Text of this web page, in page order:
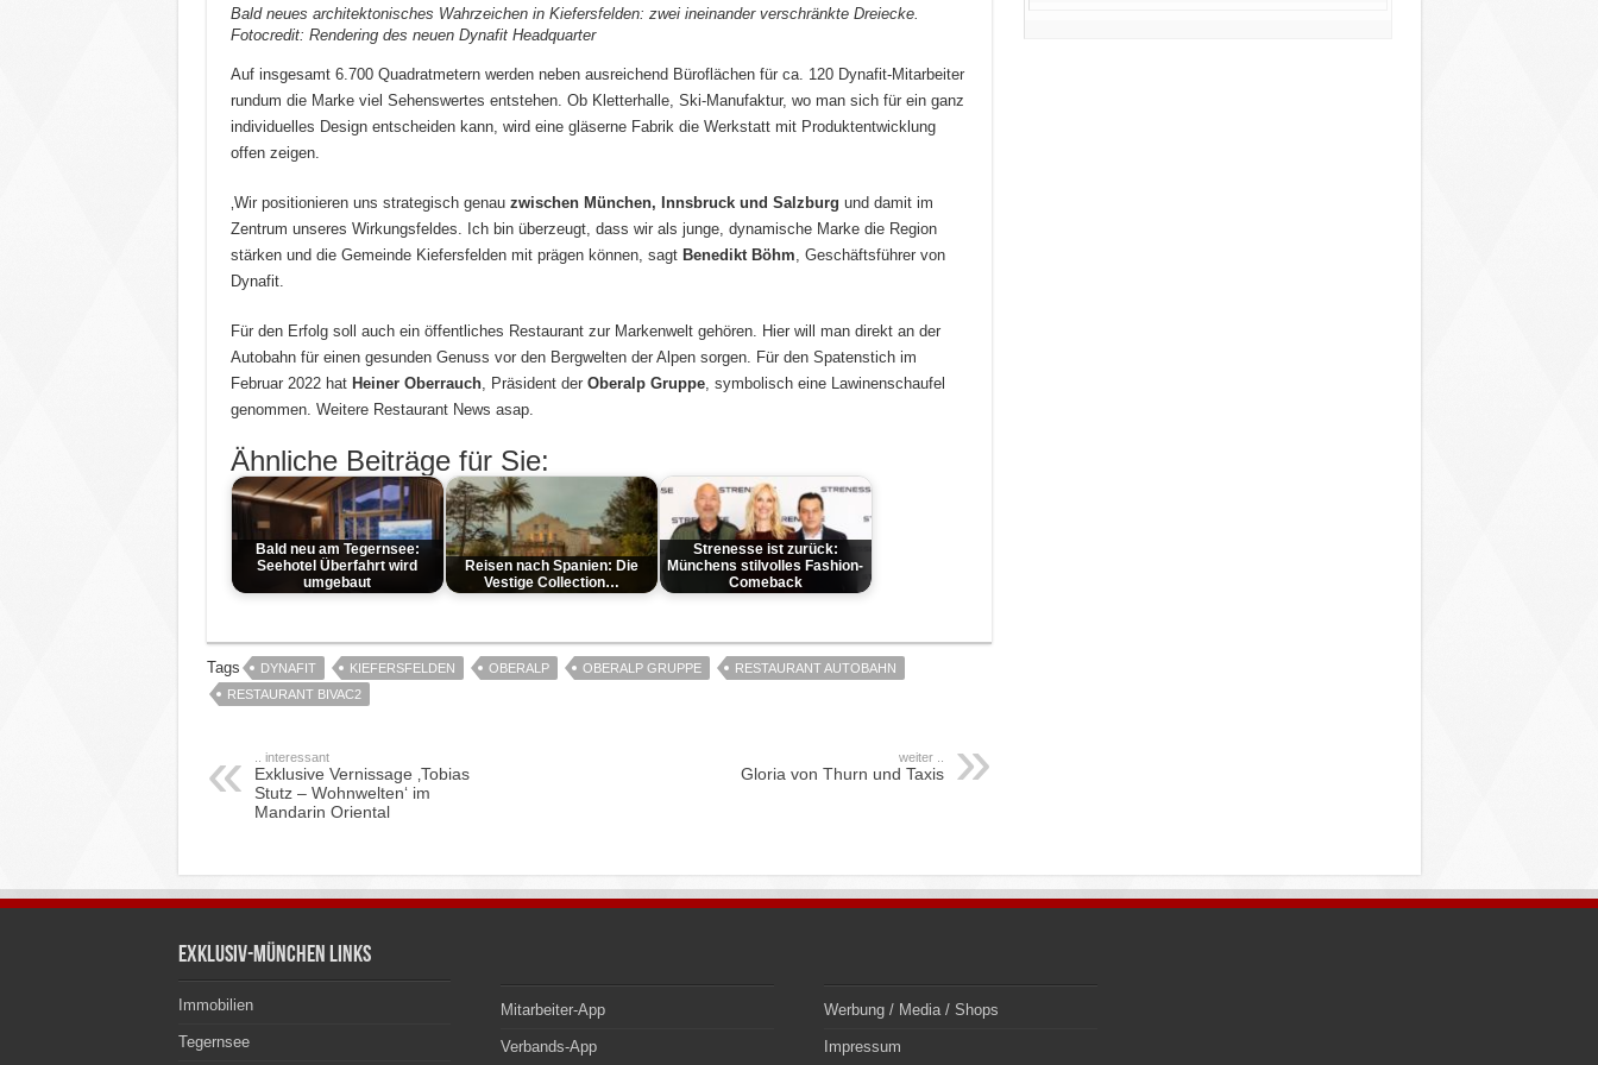
Bald neues architektonisches Wahrzeichen in Kiefersfelden: zwei ineinander verschränkte Dreiecke.
Fotocredit: Rendering des neuen Dynafit Headquarter
Auf insgesamt 6.700 Quadratmetern werden neben ausreichend Büroflächen für ca. 120 Dynafit-Mitarbeiter
rundum die Marke viel Sehenswertes entstehen. Ob Kletterhalle, Ski-Manufaktur, wo man sich für ein ganz
individuelles Design entscheiden kann, wird eine gläserne Fabrik die Werkstatt mit Produktentwicklung
offen zeigen.
‚Wir positionieren uns strategisch genau zwischen München, Innsbruck und Salzburg und damit im
Zentrum unseres Wirkungsfeldes. Ich bin überzeugt, dass wir als junge, dynamische Marke die Region
stärken und die Gemeinde Kiefersfelden mit prägen können, sagt Benedikt Böhm, Geschäftsführer von
Dynafit.
Für den Erfolg soll auch ein öffentliches Restaurant zur Markenwelt gehören. Hier will man direkt an der
Autobahn für einen gesunden Genuss vor den Bergwelten der Alpen sorgen. Für den Spatenstich im
Februar 2022 hat Heiner Oberrauch, Präsident der Oberalp Gruppe, symbolisch eine Lawinenschaufel
genommen. Weitere Restaurant News asap.
Ähnliche Beiträge für Sie:
Bald neu am Tegernsee:
Seehotel Überfahrt wird
umgebaut
Reisen nach Spanien: Die
Vestige Collection…
Strenesse ist zurück:
Münchens stilvolles Fashion-
Comeback
Tags DYNAFIT KIEFERSFELDEN OBERALP OBERALP GRUPPE
RESTAURANT AUTOBAHN
RESTAURANT BIVAC2
.. interessant
Exklusive Vernissage ‚Tobias
Stutz – Wohnwelten‘ im
Mandarin Oriental
weiter ..
Gloria von Thurn und Taxis
Exklusiv-München Links
Immobilien
Tegernsee
Mitarbeiter-App
Verbands-App
Werbung / Media / Shops
Impressum